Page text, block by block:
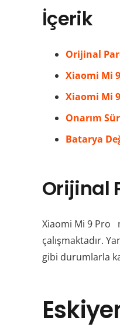
İçerik
Orijinal
Xiaomi Mi
Xiaomi Mi
Onarım
Batarya
Orijinal
Xiaomi Mi 9 Pro
çalışmaktadır.
gibi durumlarla